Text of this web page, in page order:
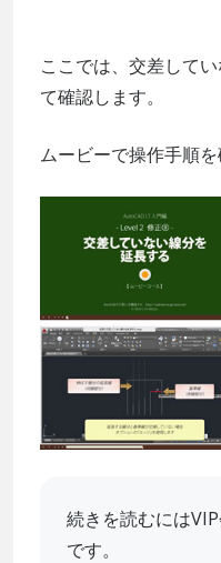
ここでは、交差して
て確認します。
ムービーで操作手順を
続きを読むには
です。